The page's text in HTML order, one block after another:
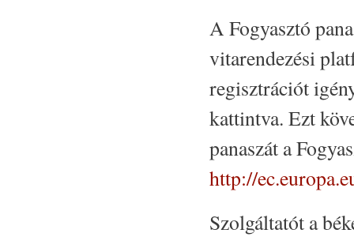
A Fogyasztó
vitarendezési
regisztrációt
kattintva. Ezt
panaszát a
http://
Szolgáltatót a